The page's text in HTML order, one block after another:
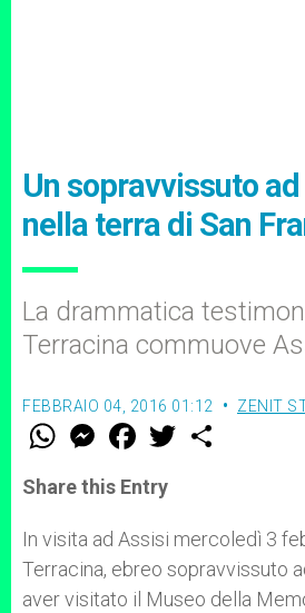
Un sopravvissuto
nella terra di San
La drammatica
Terracina commuove
FEBBRAIO 04, 2016 01:12 ZENIT
W
t
s
p
p
M
e
s
e
g
e
r
F
a
e
b
o
k
w
r
Share this Entry
In visita ad Assisi mercoledì 3
Terracina, ebreo sopravvissuto
aver visitato il Museo della